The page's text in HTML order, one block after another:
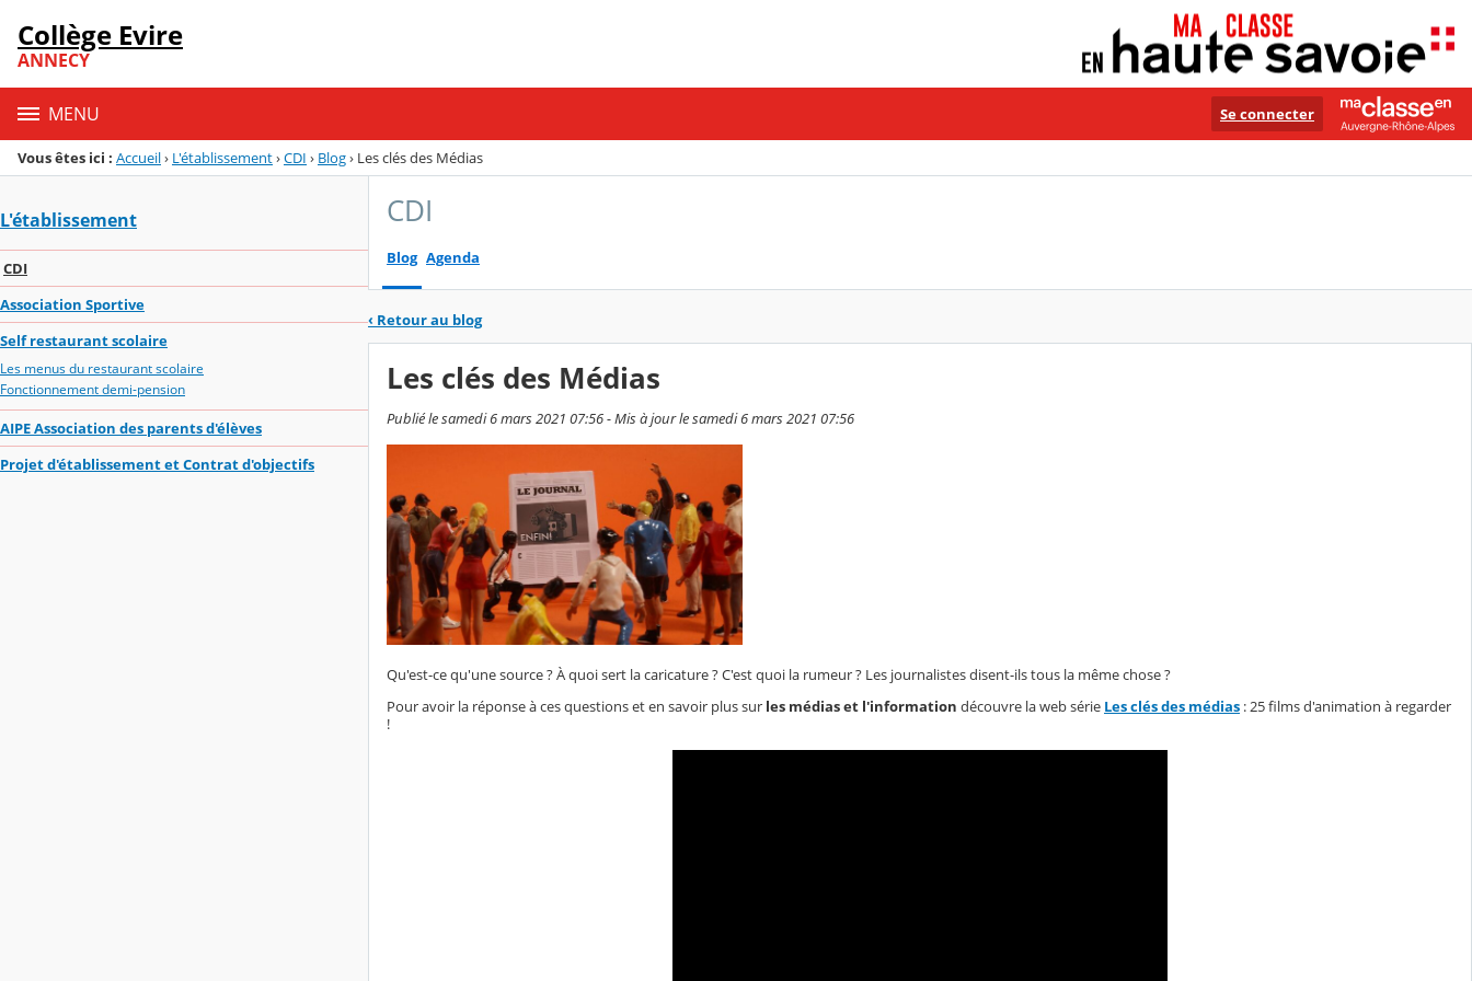
Menu de la rubrique
Contenu
Collège Evire
ANNECY
MENU Se connecter
Vous êtes ici : Accueil› L'établissement›CDI › Blog› Les clés des Médias
L'établissement
CDI
Association Sportive
Self restaurant scolaire
Les menus du restaurant scolaire
Fonctionnement demi-pension
AIPE Association des parents d'élèves
Projet d'établissement et Contrat d'objectifs
CDI
Blog Agenda
‹ Retour au blog
Les clés des Médias
Publié le samedi 6 mars 2021 07:56 - Mis à jour le samedi 6 mars 2021 07:56
Qu'est-ce qu'une source ? À quoi sert la caricature ? C'est quoi la rumeur ? Les journalistes disent-ils tous la même chose ?
Pour avoir la réponse à ces questions et en savoir plus sur les médias et l'information découvre la web série Les clés des médias : 25 films d'animation à regarder
!